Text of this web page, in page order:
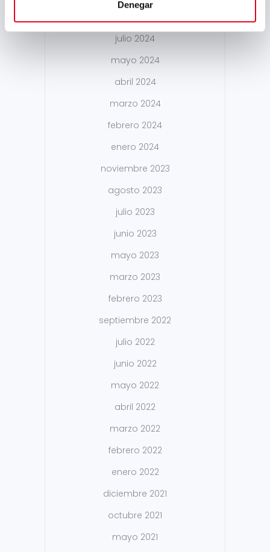
Denegar
julio 2024
mayo 2024
abril 2024
marzo 2024
febrero 2024
enero 2024
noviembre 2023
agosto 2023
julio 2023
junio 2023
mayo 2023
marzo 2023
febrero 2023
septiembre 2022
julio 2022
junio 2022
mayo 2022
abril 2022
marzo 2022
febrero 2022
enero 2022
diciembre 2021
octubre 2021
mayo 2021